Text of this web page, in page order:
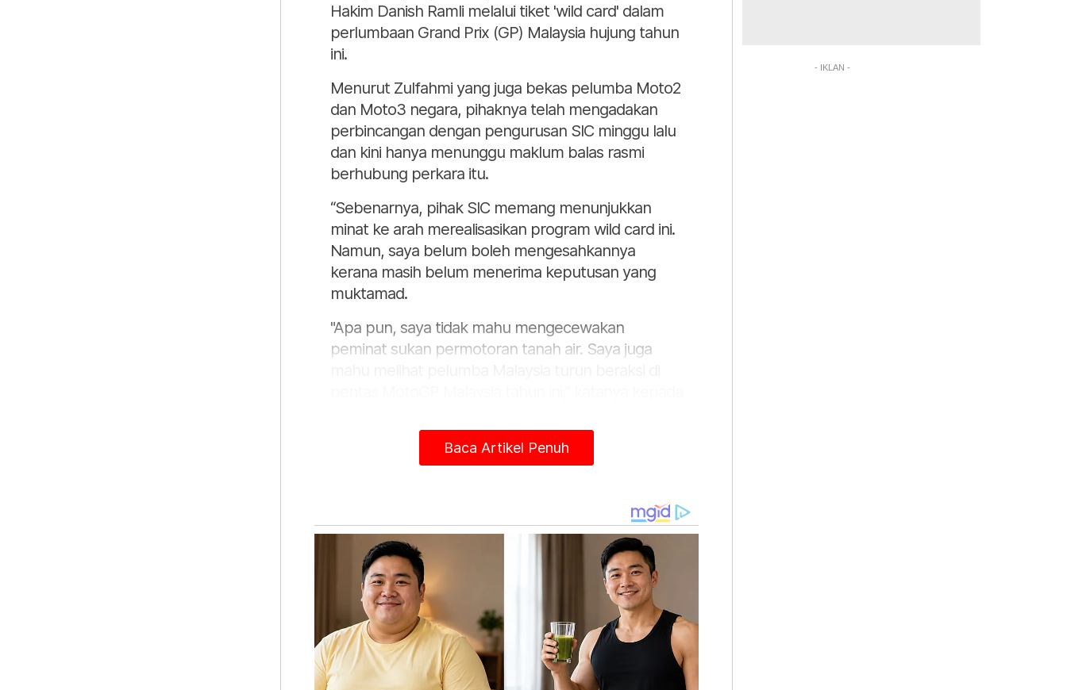
Hakim Danish Ramli melalui tiket 'wild card' dalam
perlumbaan Grand Prix (GP) Malaysia hujung tahun
ini.
Menurut Zulfahmi yang juga bekas pelumba Moto2
dan Moto3 negara, pihaknya telah mengadakan
perbincangan dengan pengurusan SIC minggu lalu
dan kini hanya menunggu maklum balas rasmi
berhubung perkara itu.
“Sebenarnya, pihak SIC memang menunjukkan
minat ke arah merealisasikan program wild card ini.
Namun, saya belum boleh mengesahkannya
kerana masih belum menerima keputusan yang
muktamad.
"Apa pun, saya tidak mahu mengecewakan
peminat sukan permotoran tanah air. Saya juga
muda permotoran Hakim Danish dan Qabil Irfan
Azlan di Ekues Cabin Cafe, Putrajaya pada Khamis.
muda negara yang sedang beraksi dalam Kejuaraan
Dunia FIM JuniorGP dan Red Bull MotoGP Rookies
Cup musim ini.
Hakim Danish pada ketika ini berada di tangga
ketujuh dengan 51 mata beraksi dalam Kejuaraan
Dunia FIM JuniorGP manakala mendahului
kedudukan keseluruhan Red Bull MotoGP Rookies
Cup dengan 154 mata.
Baca Artikel Penuh
- IKLAN -